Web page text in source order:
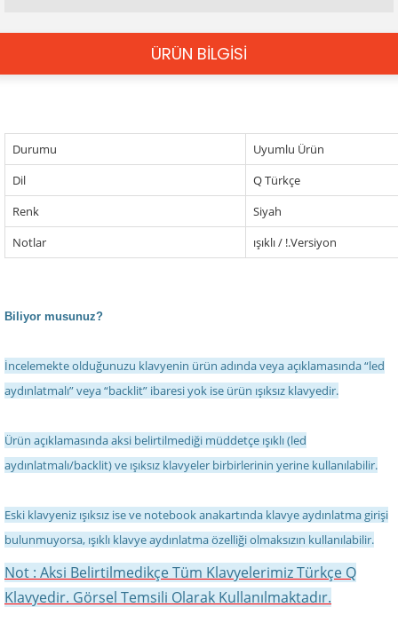
ÜRÜN BİLGİSİ
Durumu
Uyumlu Ürün
Dil
Q Türkçe
Renk
Siyah
Notlar
ışıklı / !.Versiyon
Biliyor musunuz?
İncelemekte olduğunuzu klavyenin ürün adında veya açıklamasında “led
aydınlatmalı” veya “backlit” ibaresi yok ise ürün ışıksız klavyedir.
Ürün açıklamasında aksi belirtilmediği müddetçe ışıklı (led
aydınlatmalı/backlit) ve ışıksız klavyeler birbirlerinin yerine kullanılabilir.
Eski klavyeniz ışıksız ise ve notebook anakartında klavye aydınlatma girişi
bulunmuyorsa, ışıklı klavye aydınlatma özelliği olmaksızın kullanılabilir.
Not : Aksi Belirtilmedikçe Tüm Klavyelerimiz Türkçe Q
Klavyedir. Görsel Temsili Olarak Kullanılmaktadır.